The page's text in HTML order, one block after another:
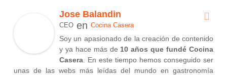
Jose Balandin
CEO en Cocina Casera
Soy un apasionado de la creación de contenido
y ya hace más de 10 años que fundé Cocina
Casera . En este tiempo hemos conseguido ser
unas de las webs más leídas del mundo en gastronomía